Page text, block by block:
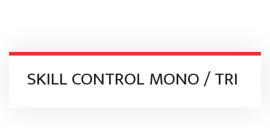
SKILL CONTROL MONO / TRI